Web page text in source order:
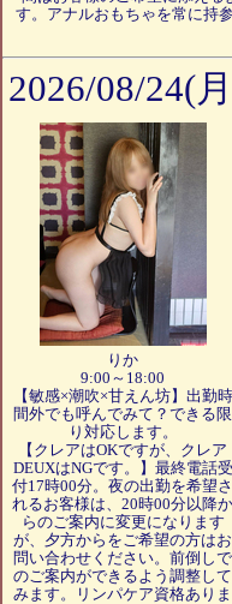
す。アナルおもちゃを常に持
2026/08/24(
りか
9:00～18:00
【敏感×潮吹×甘えん坊】出勤時
間外でも呼んでみて？できる限
り対応します。
【クレアはOKですが、クレア
DEUXはNGです。】最終電話受
付17時00分。夜の出勤を希望さ
れるお客様は、20時00分以降か
らのご案内に変更になります
が、夕方からをご希望の方はお
問い合わせください。前倒しで
のご案内ができるよう調整して
みます。リンパケア資格ありま